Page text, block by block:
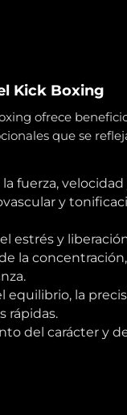
Kick Boxing
ofrece
que se
fuerza,
y
estrés y
la
equilibrio, la
rápidas.
del carácter y